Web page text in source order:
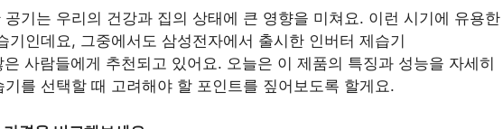
기는 우리의 건강과 집의 상태에 큰 영향을 미쳐요. 이런 시기에 유용한
기인데요, 그중에서도 삼성전자에서 출시한 인버터 제습기
사람들에게 추천되고 있어요. 오늘은 이 제품의 특징과 성능을 자세히
를 선택할 때 고려해야 할 포인트를 짚어보도록 할게요.